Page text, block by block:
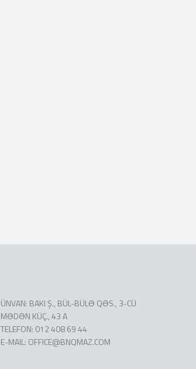
ÜNVAN: BAKI Ş., BÜL-BÜLƏ QƏS., 3-CÜ
MƏDƏN KÜÇ., 43 A
TELEFON: 012 408 69 44
E-MAIL: OFFICE@BNQMAZ.COM